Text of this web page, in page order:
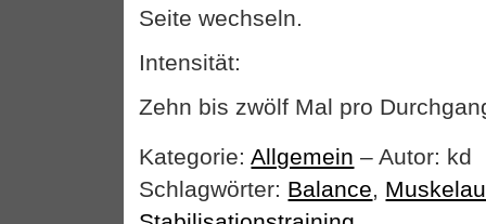
Seite wechseln.
Intensität:
Zehn bis zwölf Mal pro
Kategorie:Allgemein – Autor: kd
Schlagwörter: Balance,